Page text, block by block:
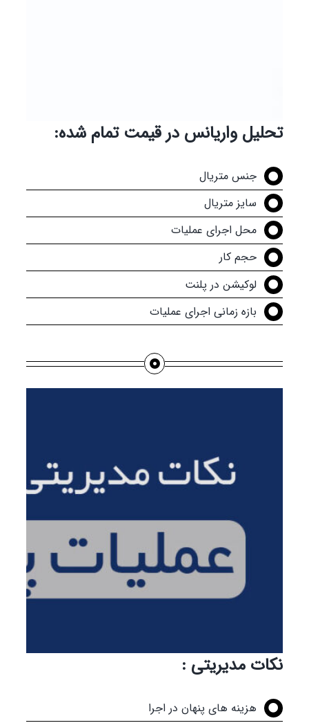
تحلیل واریانس در قیمت تمام شده:
جنس متریال
سایز متریال
محل اجرای عملیات
حجم کار
لوکیشن در پلنت
بازه زمانی اجرای عملیات
نکات مدیریتی :
هزینه های پنهان در اجرا